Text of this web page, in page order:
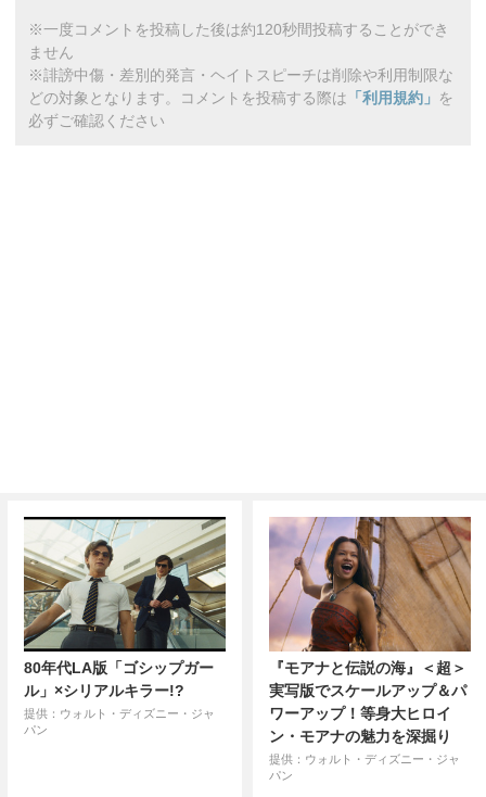
※一度コメントを投稿した後は約120秒間投稿することができ
ません
※誹謗中傷・差別的発言・ヘイトスピーチは削除や利用制限な
どの対象となります。コメントを投稿する際は 「利用規約」 を
必ずご確認ください
80年代LA版「ゴシップガー
ル」×シリアルキラー!?
提供：ウォルト・ディズニー・ジャ
パン
『モアナと伝説の海』＜超＞
実写版でスケールアップ＆パ
ワーアップ！等身大ヒロイ
ン・モアナの魅力を深掘り
提供：ウォルト・ディズニー・ジャ
パン